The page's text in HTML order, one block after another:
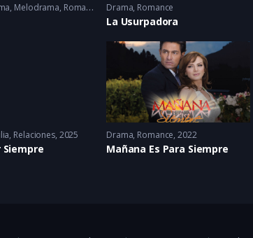
, Melodrama, Romance 2005 - 2005
Drama, Romance
La Usurpadora
, Relaciones 2025
Siempre
Drama, Romance 2022
Mañana Es Para Siempre